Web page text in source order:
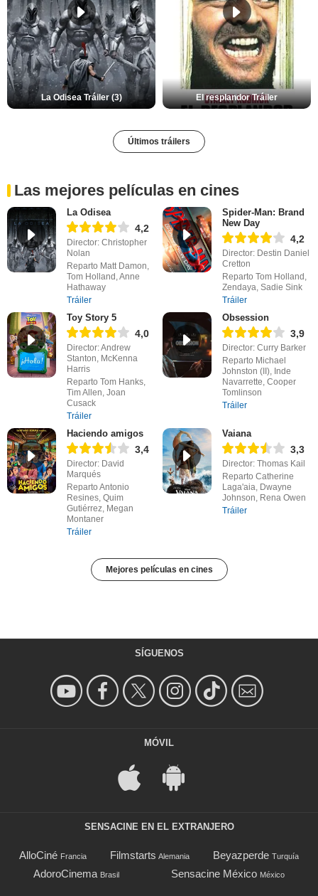
La Odisea Tráiler (3) El resplandor Tráiler
Últimos tráilers
Las mejores películas en cines
La Odisea
4,2
Director: Christopher
Nolan
Reparto Matt Damon,
Tom Holland, Anne
Hathaway
Tráiler
Spider-Man: Brand
New Day
4,2
Director: Destin Daniel
Cretton
Reparto Tom Holland,
Zendaya, Sadie Sink
Tráiler
Toy Story 5
4,0
Director: Andrew
Stanton, McKenna
Harris
Reparto Tom Hanks,
Tim Allen, Joan
Cusack
Tráiler
Obsession
3,9
Director: Curry Barker
Reparto Michael
Johnston (II), Inde
Navarrette, Cooper
Tomlinson
Tráiler
Haciendo amigos
3,4
Director: David
Marqués
Reparto Antonio
Resines, Quim
Gutiérrez, Megan
Montaner
Tráiler
Vaiana
3,3
Director: Thomas Kail
Reparto Catherine
Laga'aia, Dwayne
Johnson, Rena Owen
Tráiler
Mejores películas en cines
SÍGUENOS
MÓVIL
SENSACINE EN EL EXTRANJERO
AlloCiné Francia Filmstarts Alemania Beyazperde Turquía
AdoroCinema Brasil Sensacine México México